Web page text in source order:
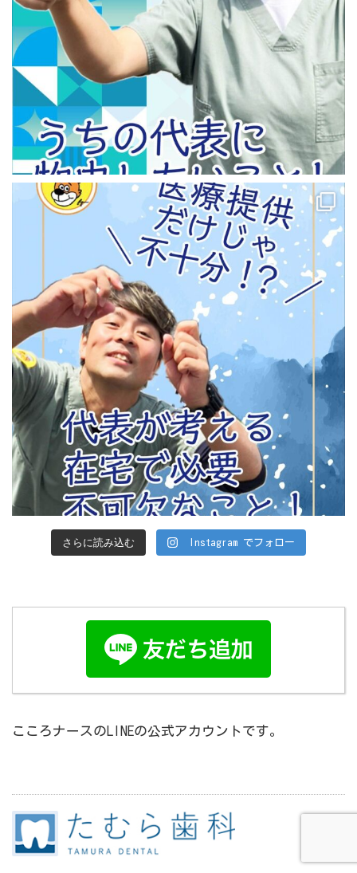
さらに読み込む Instagram でフォロー
こころナースのLINEの公式アカウントです。